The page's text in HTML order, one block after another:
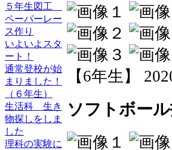
５年生図工
ペーパーレー
ス作り
いよいよスタ
ート！
通常登校が始
まりました！
（６年生）
生活科 生き
物探しをしま
した
理科の実験に
【6年生】
ソフトボー